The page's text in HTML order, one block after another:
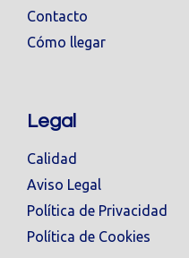
Contacto
Cómo llegar
Legal
Calidad
Aviso Legal
Política de Privacidad
Política de Cookies